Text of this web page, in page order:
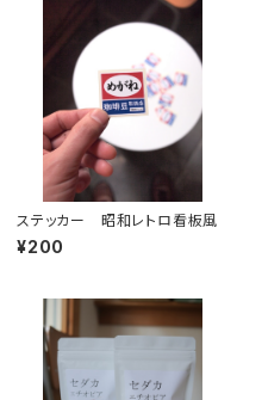
ステッカー 昭和レトロ看板風
¥200